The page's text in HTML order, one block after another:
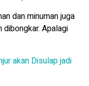
dan minuman juga
Apalagi
akan Disulap jadi